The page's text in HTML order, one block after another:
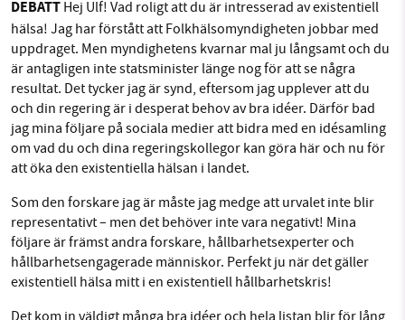
DEBATT Hej Ulf! Vad roligt att du är intresserad av existentiell
hälsa! Jag har förstått att Folkhälsomyndigheten jobbar med
uppdraget. Men myndighetens kvarnar mal ju långsamt och du
är antagligen inte statsminister länge nog för att se några
resultat. Det tycker jag är synd, eftersom jag upplever att du
och din regering är i desperat behov av bra idéer. Därför bad
jag mina följare på sociala medier att bidra med en idésamling
om vad du och dina regeringskollegor kan göra här och nu för
att öka den existentiella hälsan i landet.
Som den forskare jag är måste jag medge att urvalet inte blir
representativt – men det behöver inte vara negativt! Mina
följare är främst andra forskare, hållbarhetsexperter och
hållbarhetsengagerade människor. Perfekt ju när det gäller
existentiell hälsa mitt i en existentiell hållbarhetskris!
1231368703
Läs vad vi vill göra